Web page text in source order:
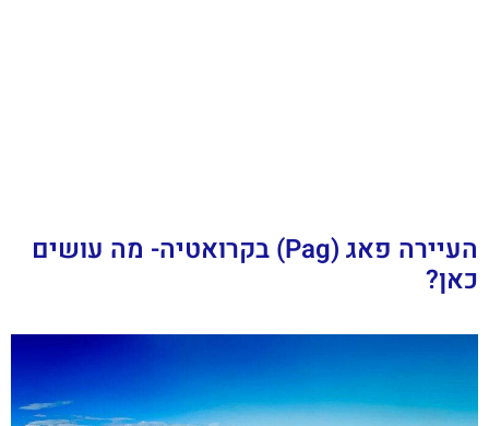
העיירה פאג (Pag) בקרואטיה- מה עושים
כאן?